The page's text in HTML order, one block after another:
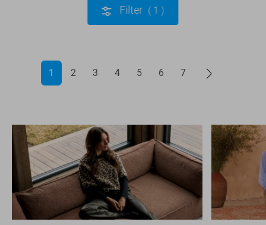
Filter 1
1 2 3 4 5 6 7